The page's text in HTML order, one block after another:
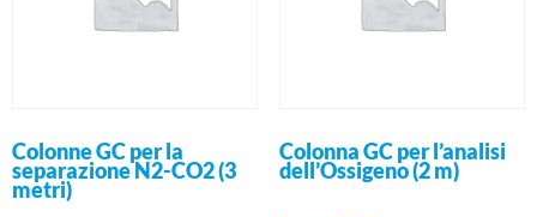
Colonne GC per la
separazione N2-CO2 (3
metri)
Colonna GC per l’analisi
dell’Ossigeno (2 m)